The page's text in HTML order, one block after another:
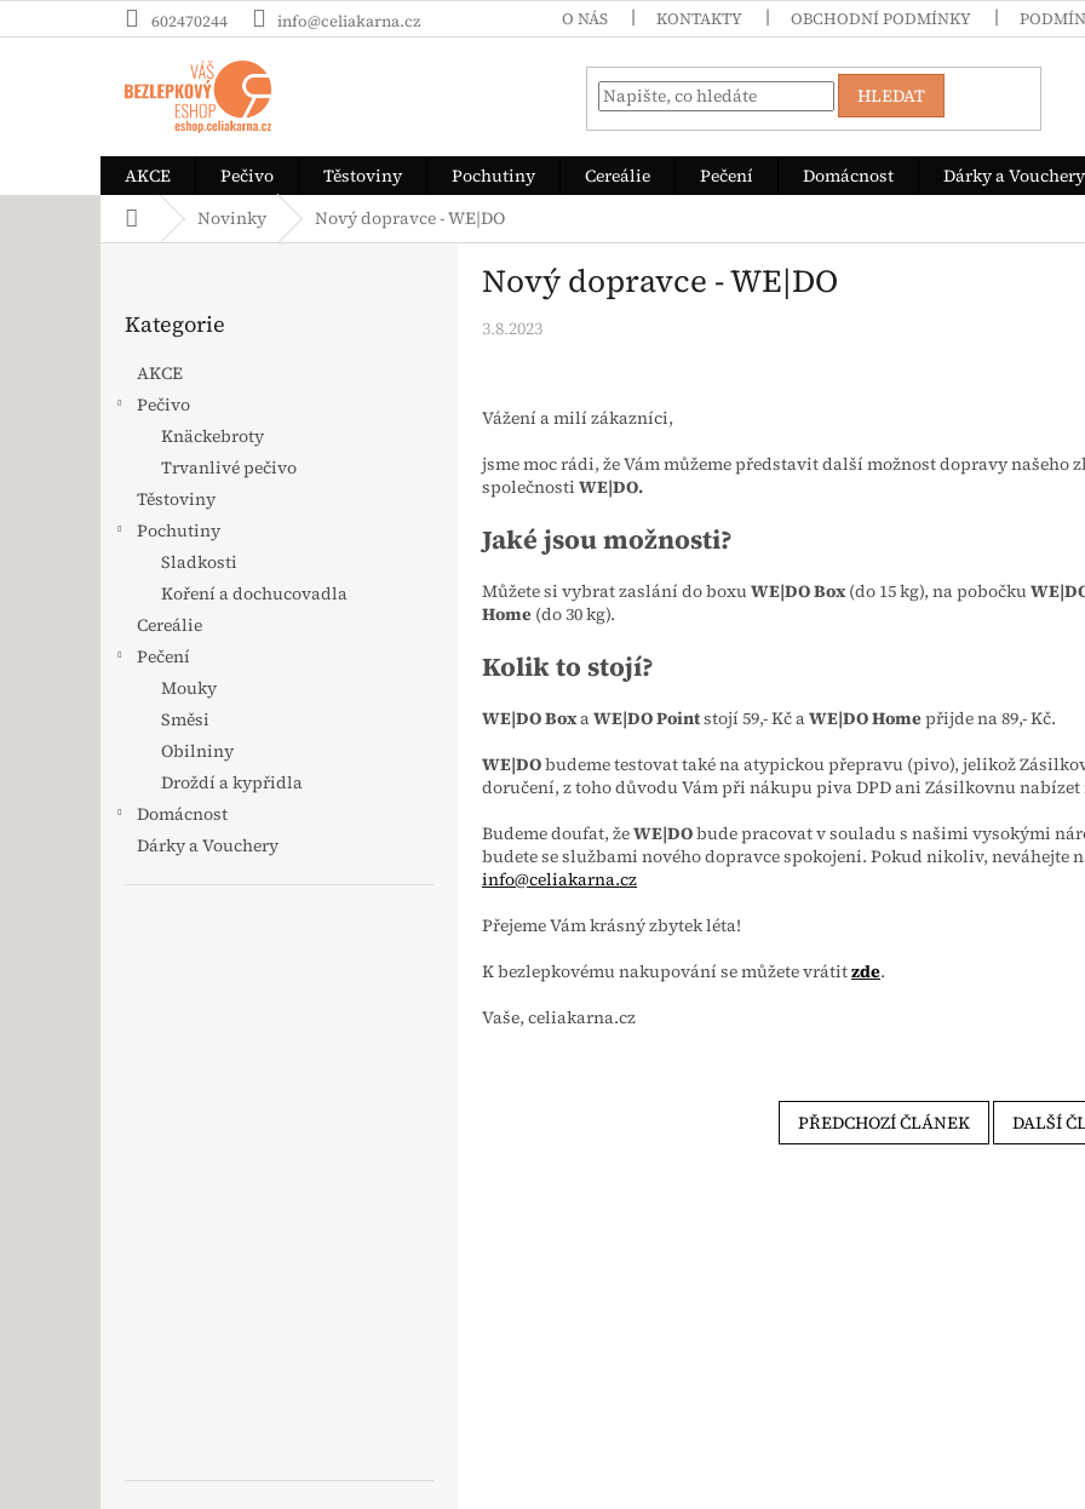
602470244 info@celiakarna.cz O NÁS KONTAKTY OBCHODNÍ PODMÍNKY
HLEDAT
AKCE Pečivo Těstoviny Pochutiny Cereálie Pečení Domácnost Dárky a Vouchery
Domů Novinky Nový dopravce - WE|DO
Kategorie
AKCE
Pečivo
Knäckebroty
Trvanlivé pečivo
Těstoviny
Pochutiny
Sladkosti
Koření a dochucovadla
Cereálie
Pečení
Mouky
Směsi
Obilniny
Droždí a kypřidla
Domácnost
Dárky a Vouchery
Nový dopravce - WE|DO
3.8.2023
Vážení a milí zákazníci,
jsme moc rádi, že Vám můžeme představit další možnost dopravy našeho
společnosti WE|DO.
Jaké jsou možnosti?
Můžete si vybrat zaslání do boxuWE|DO Box(do 15 kg), na pobočku
Home (do 30 kg).
Kolik to stojí?
WE|DO BoxaWE|DO Pointstojí 59,- Kč aWE|DO Homepřijde na 89,- Kč.
WE|DObudeme testovat také na atypickou přepravu (pivo), jelikož
doručení, z toho důvodu Vám při nákupu piva DPD ani Zásilkovnu nabízet
Budeme doufat, žeWE|DObude pracovat v souladu s našimi vysokými
budete se službami nového dopravce spokojeni. Pokud nikoliv, neváhejte
info@celiakarna.cz
Přejeme Vám krásný zbytek léta!
K bezlepkovému nakupování se můžete vrátitzde.
Vaše, celiakarna.cz
PŘEDCHOZÍ ČLÁNEK DALŠÍ